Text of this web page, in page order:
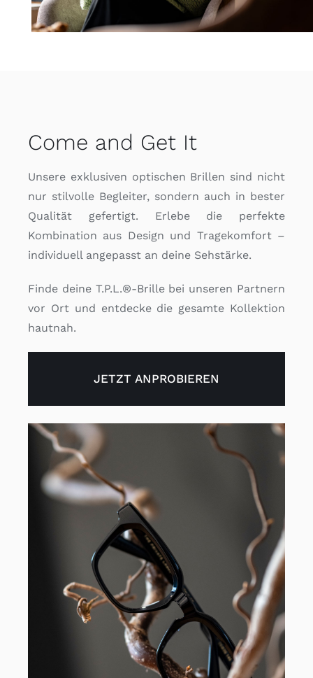
Come and Get It
Unsere exklusiven optischen Brillen sind nicht
nur stilvolle Begleiter, sondern auch in bester
Qualität gefertigt. Erlebe die perfekte
Kombination aus Design und Tragekomfort –
individuell angepasst an deine Sehstärke.
Finde deine T.P.L.®-Brille bei unseren Partnern
vor Ort und entdecke die gesamte Kollektion
hautnah.
JETZT ANPROBIEREN